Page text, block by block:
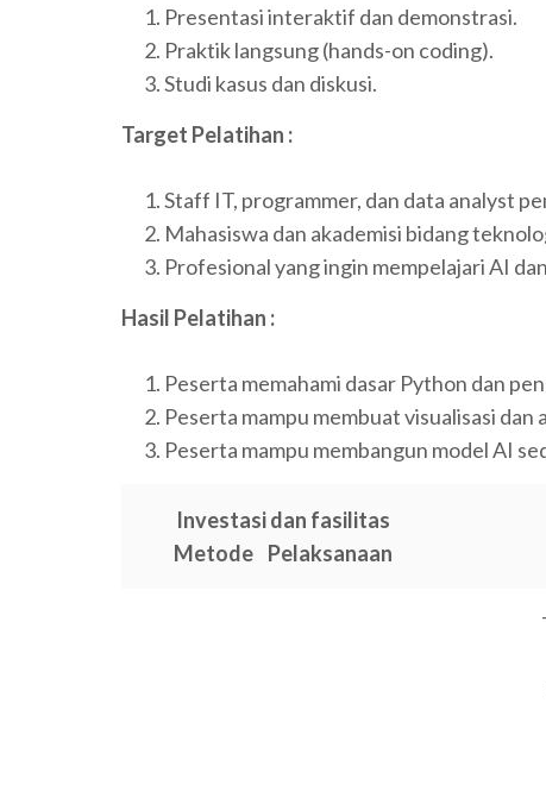
Presentasi interaktif dan demonstrasi.
Praktik langsung (hands-on coding).
Studi kasus dan diskusi.
Target Pelatihan :
Staff IT, programmer, dan data analyst
Mahasiswa dan akademisi bidang
Profesional yang ingin mempelajari AI
Hasil Pelatihan :
Peserta memahami dasar Python dan
Peserta mampu membuat visualisasi dan
Peserta mampu membangun model AI
Investasi dan fasilitas
Metode Pelaksanaan